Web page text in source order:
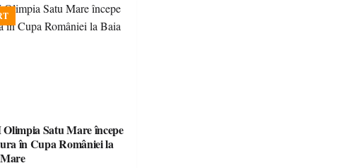
Satu Mare începe
la